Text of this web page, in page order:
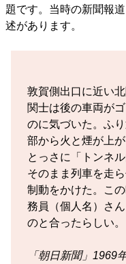
題です。当時の新聞報
述があります。
敦賀側出口に近い
関士は後の車両が
のに気づいた。ふ
部から火と煙が上
とっさに「トンネ
そのまま列車を走
制動をかけた。こ
務員（個人名）さ
のと合ったらしい。
「朝日新聞」1969